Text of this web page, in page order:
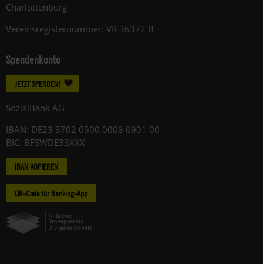
Charlottenburg
Vereinsregisternummer: VR 36372 B
Spendenkonto
JETZT SPENDEN!
SozialBank AG
IBAN: DE23 3702 0500 0008 0901 00
BIC: BFSWDE33XXX
IBAN KOPIEREN
QR-Code für Banking-App